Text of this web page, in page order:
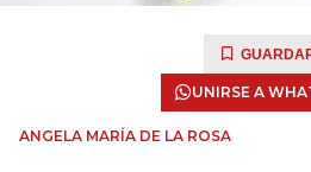
UNIRSE A
ANGELA MARÍA DE LA ROSA